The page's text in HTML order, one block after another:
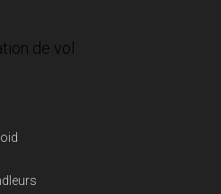
de vol